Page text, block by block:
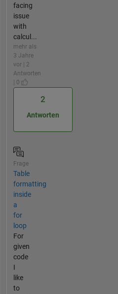
facing
issue
with
calcul...
mehr als
3 Jahre
vor | 2
Antworten
| 0
2
Antworten
Frage
Table
formatting
inside
a
for
loop
For
given
code
I
like
to